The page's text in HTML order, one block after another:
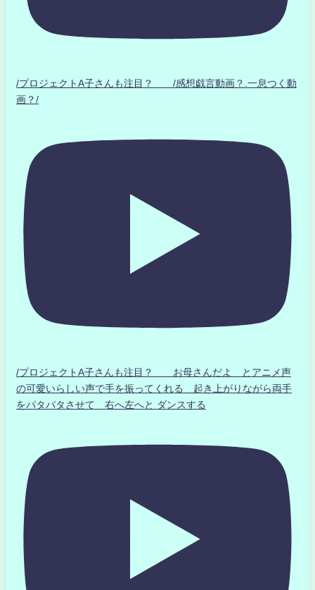
/プロジェクトA子さんも注目？ /感想戯言動画？.一息つく動
画？/
/プロジェクトA子さんも注目？ お母さんだよ とアニメ声
の可愛いらしい声で手を振ってくれる 起き上がりながら両手
をパタパタさせて 右へ左へと ダンスする